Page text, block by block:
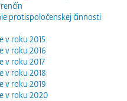
protispoločenskej činnosti
v roku 2015
v roku 2016
v roku 2017
v roku 2018
v roku 2019
v roku 2020